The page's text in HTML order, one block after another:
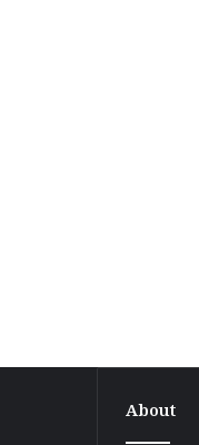
Aboutग्रामीण